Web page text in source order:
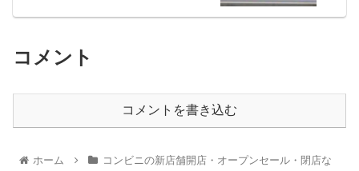
コメント
コメントを書き込む
ホーム
コンビニの新店舗開店・オープンセール・閉店な